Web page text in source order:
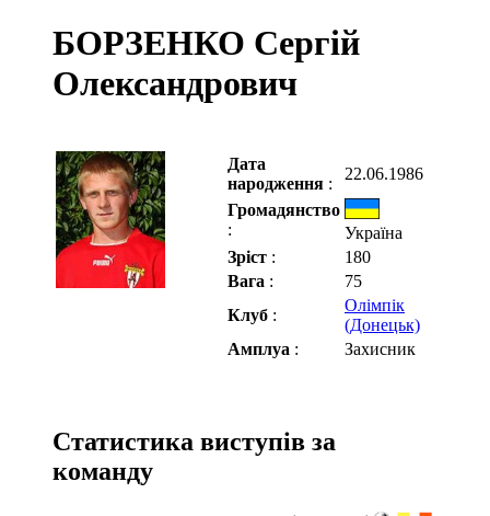
БОРЗЕНКО Сергій
Олександрович
Дата
народження :
22.06.1986
Громадянство
:
Україна
Зріст :
180
Вага :
75
Клуб :
Олімпік
(Донецьк)
Амплуа : Захисник
Статистика виступів за
команду